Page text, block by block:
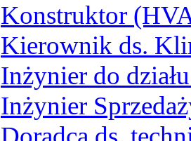
Konstruktor
Kierownik ds.
Inżynier do
Inżynier